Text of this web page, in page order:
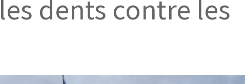
dents contre les